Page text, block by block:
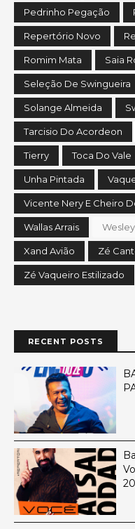
Pedrinho Pegação
Repertório Novo
Romim Mata Saia
Seleção De Swingueira
Solange Almeida
Tarcisio Do Acordeon
Tierry Toca Do Vale
Unha Pintada
Vicente Nery E Cheiro
Wallas Arrais
Xand Avião Zé
Zé Vaqueiro Estilizado
RECENT POSTS